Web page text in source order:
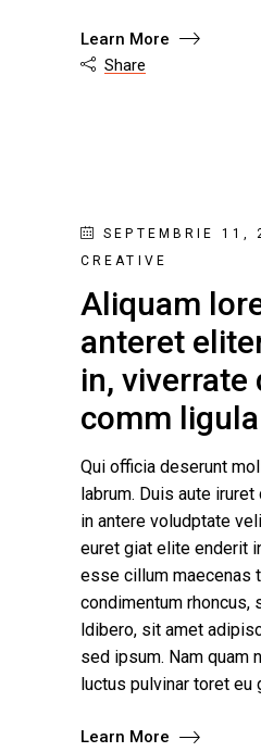
Learn More
 Share
SEPTEMBRIE 11,
CREATIVE
Aliquam
anteret
in, viverrate
comm
Qui officia deserunt
labrum. Duis aute
in antere voludptate
euret giat elite enderit
esse cillum maecenas
condimentum rhoncus,
ldibero, sit amet
sed ipsum. Nam quam
luctus pulvinar toret eu
Learn More